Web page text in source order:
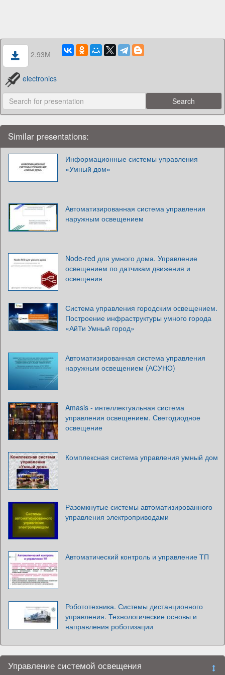
2.93M
electronics
Similar presentations:
Информационные системы управления
«Умный дом»
Автоматизированная система управления
наружным освещением
Node-red для умного дома. Управление
освещением по датчикам движения и
освещения
Система управления городским освещением.
Построение инфраструктуры умного города
«АйТи Умный город»
Автоматизированная система управления
наружным освещением (АСУНО)
Amasis - интеллектуальная система
управления освещением. Светодиодное
освещение
Комплексная система управления умный дом
Разомкнутые системы автоматизированного
управления электроприводами
Автоматический контроль и управление ТП
Робототехника. Системы дистанционного
управления. Технологические основы и
направления роботизации
Управление системой освещения